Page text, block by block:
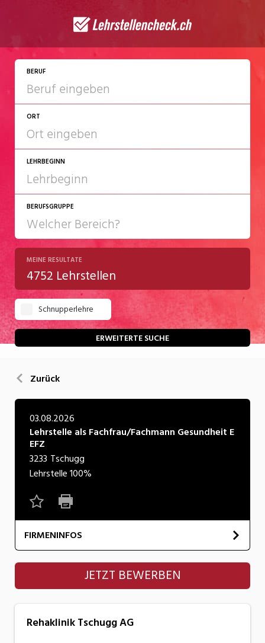
BERUF
ORT
LEHRBEGINN
2027
2028
BERUFSGRUPPE
Chemie/Pharma
Gastgewerbe
Gesundheit/Pflege/Soziales
Handwerk/Technik
Kultur
Natur
Verkehr/Logistik
Wirtschaft/Verwaltung
MEINE RESULTATE
4752 Lehrstellen
Schnupperlehre
ERWEITERTE SUCHE
Zurück
03.08.2026
Lehrstelle als Fachfrau/Fachmann Gesundheit E
EFZ
3233 Tschugg
Lehrstelle100%
FIRMENINFOS
Rehaklinik Tschugg AG
JETZT BEWERBEN
Rehaklinik Tschugg AG